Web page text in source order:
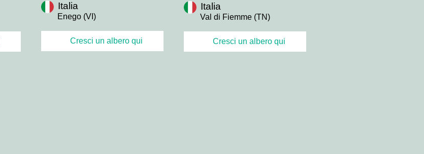
Italia
Enego (VI)
Cresci un albero qui
Italia
Val di Fiemme (TN)
Cresci un albero qui